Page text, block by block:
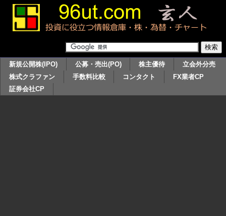
新規公開株(IPO) 公募・売出(PO) 株主優待
立会外分売
株式クラファン
手数料比較 コンタクト
FX業者CP
証券会社CP